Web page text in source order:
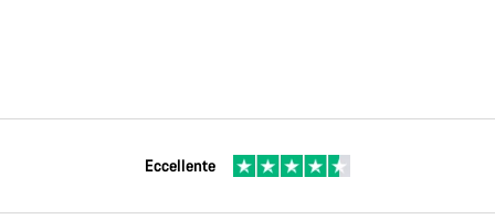
Eccellente